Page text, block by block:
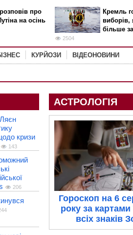
про
на осінь
Кремль
виборів,
більше
2504
КУРЙОЗИ ВІДЕОНОВИНИ
кризи
143
206
АСТРОЛОГІЯ
Гороскоп на 6
року за
всіх знаків